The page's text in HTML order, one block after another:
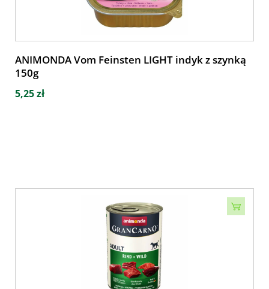
ANIMONDA Vom Feinsten LIGHT indyk z szynką
150g
5,25 zł